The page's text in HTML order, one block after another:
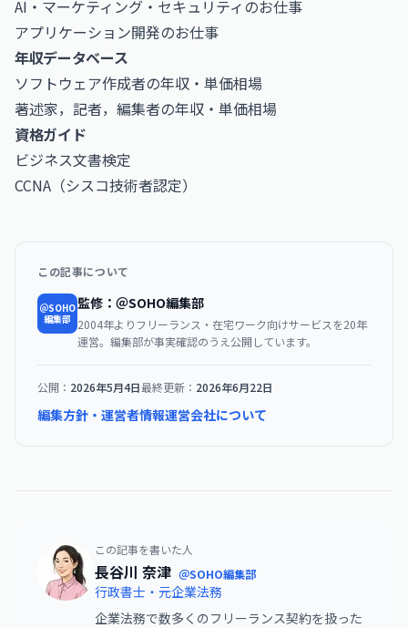
AI・マーケティング・セキュリティのお仕事
アプリケーション開発のお仕事
年収データベース
ソフトウェア作成者の年収・単価相場
著述家，記者，編集者の年収・単価相場
資格ガイド
ビジネス文書検定
CCNA（シスコ技術者認定）
この記事について
＠SOHO
編集部
監修：＠SOHO編集部
2004年よりフリーランス・在宅ワーク向けサービスを20年
運営。編集部が事実確認のうえ公開しています。
公開： 2026年5月4日最終更新： 2026年6月22日
編集方針・運営者情報運営会社について
この記事を書いた人
長谷川 奈津 ＠SOHO編集部
行政書士・元企業法務
企業法務で数多くのフリーランス契約を扱った